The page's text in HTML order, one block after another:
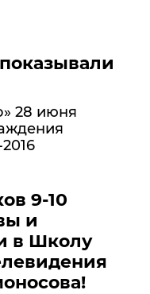
28 июня
9-10
и
в Школу